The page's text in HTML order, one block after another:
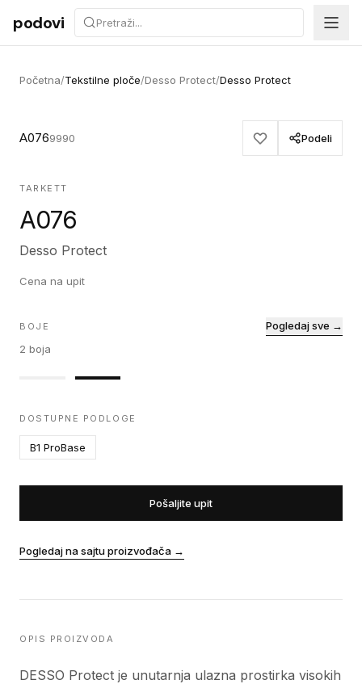
Preskoči na sadržaj
podovi
Početna/Tekstilne ploče/Desso Protect/Desso Protect
A0769990 Podeli
TARKETT
A076
Desso Protect
Cena na upit
BOJE
2 boja
Pogledaj sve →
DOSTUPNE PODLOGE
B1 ProBase
Pošaljite upit
Pogledaj na sajtu proizvođača →
OPIS PROIZVODA
DESSO Protect je unutarnja ulazna prostirka visokih